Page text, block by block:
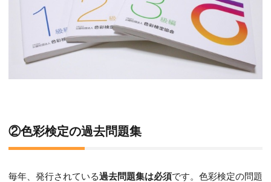
②色彩検定の過去問題集
毎年、発行されている過去問題集は必須です。色彩検定の問題